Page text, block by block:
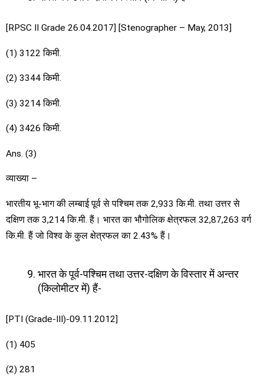
[RPSC II Grade 26.04.2017] [Stenographer – May, 2013]
(1) 3122 किमी.
(2) 3344 किमी.
(3) 3214 किमी.
(4) 3426 किमी.
Ans. (3)
व्याख्या –
भारतीय भू-भाग की लम्बाई पूर्व से पश्चिम तक 2,933 कि.मी. तथा उत्तर से
दक्षिण तक 3,214 कि.मी. हैं। भारत का भौगोलिक क्षेत्रफल 32,87,263 वर्ग
कि.मी. हैं जो विश्व के कुल क्षेत्रफल का 2.43% हैं।
भारत के पूर्व-पश्चिम तथा उत्तर-दक्षिण के विस्तार में अन्तर
(किलोमीटर में) हैं-
[PTI (Grade-III)-09.11.2012]
(1) 405
(2) 281